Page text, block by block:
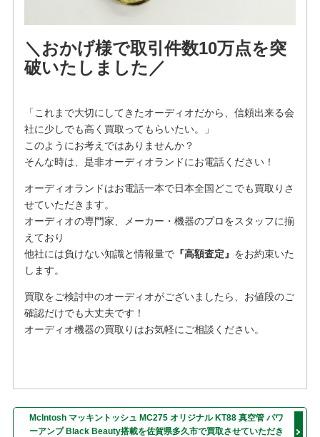
＼おかげ様で取引件数10万点を突
破いたしました／
「これまで大切にしてきたオーディオだから、信頼出来る会
社に少しでも高く買取ってもらいたい。」
このようにお考えではありませんか？
そんな時は、是非オーディオランドにお電話ください！
オーディオランドはお電話一本で日本全国どこでも買取りさ
せていただきます。
オーディオの専門家、メーカー・機器のプロをスタッフに揃
えており
他社には負けない知識と情報量で『高額査定』 をお約束いた
します。
買取をご検討中のオーディオがございましたら、お値段のご
確認だけでも大丈夫です！
オーディオ機器の買取りはお気軽にご相談ください。
McIntosh マッキントッシュ MC275 オリジナル KT88 真空管 パワ
ーアンプ Black Beauty搭載を佐賀県多久市で買取させていただき